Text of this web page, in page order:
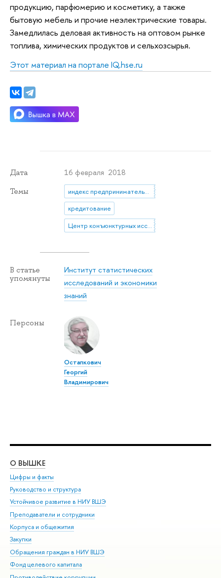
продукцию, парфюмерию и косметику, а также
бытовую мебель и прочие неэлектрические товары.
Замедлилась деловая активность на оптовом рынке
топлива, химических продуктов и сельхозсырья.
Этот материал на портале IQ.hse.ru
Дата 16 февраля 2018
Темы
индекс предпринимательской уверенности
кредитование
Центр конъюнктурных исследований
В статье
упомянуты
Институт статистических
исследований и экономики
знаний
Персоны
Остапкович
Георгий
Владимирович
О ВЫШКЕ
Цифры и факты
Руководство и структура
Устойчивое развитие в НИУ ВШЭ
Преподаватели и сотрудники
Корпуса и общежития
Закупки
Обращения граждан в НИУ ВШЭ
Фонд целевого капитала